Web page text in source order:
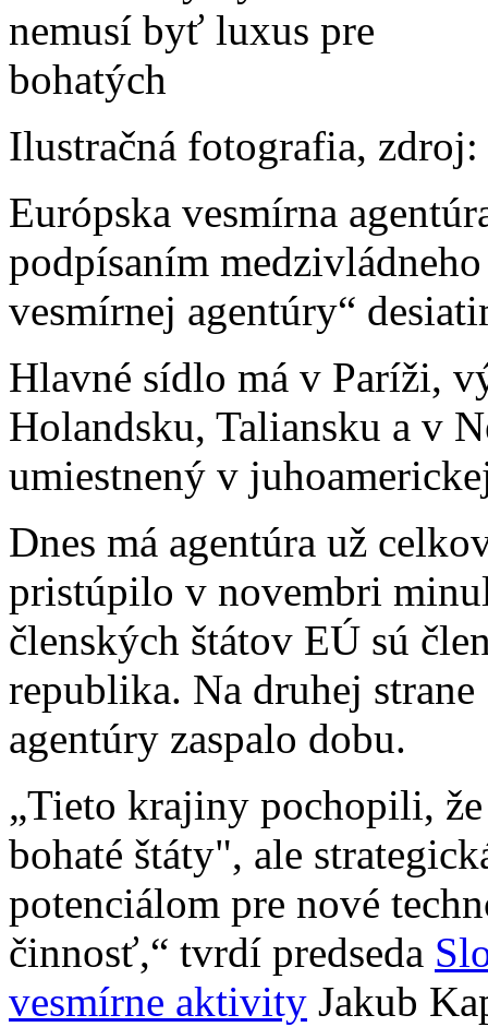
Ilustračná fotografia, zdroj:
Európska vesmírna
podpísaním
vesmírnej agentúry“
Hlavné sídlo má v Paríži,
Holandsku, Taliansku a v
umiestnený v
Dnes má agentúra už
pristúpilo v novembri
členských štátov EÚ sú
republika. Na druhej
agentúry zaspalo dobu.
„Tieto krajiny pochopili,
bohaté štáty", ale
potenciálom pre nové
činnosť,“ tvrdí predseda
vesmírne aktivity Jakub